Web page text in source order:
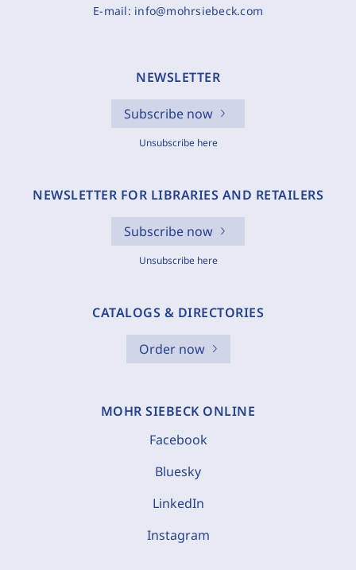
E-mail: info@mohrsiebeck.com
NEWSLETTER
Subscribe now
Unsubscribe here
NEWSLETTER FOR LIBRARIES AND RETAILERS
Subscribe now
Unsubscribe here
CATALOGS & DIRECTORIES
Order now
MOHR SIEBECK ONLINE
Facebook
Bluesky
LinkedIn
Instagram